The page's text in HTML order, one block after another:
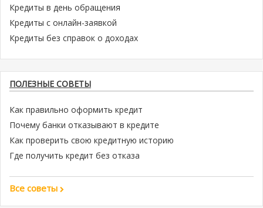
Кредиты в день обращения
Кредиты с онлайн-заявкой
Кредиты без справок о доходах
ПОЛЕЗНЫЕ СОВЕТЫ
Как правильно оформить кредит
Почему банки отказывают в кредите
Как проверить свою кредитную историю
Где получить кредит без отказа
Все советы